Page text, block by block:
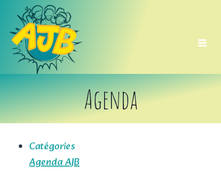
contenu
Agenda
Catégories
Agenda AJB